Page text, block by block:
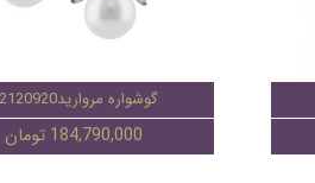
گوشواره مرواریدA2120920
184,790,000 تومان